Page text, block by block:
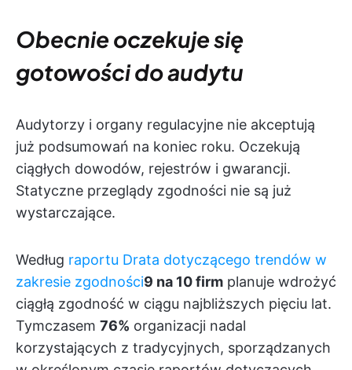
Obecnie oczekuje się
gotowości do audytu
Audytorzy i organy regulacyjne nie akceptują
już podsumowań na koniec roku. Oczekują
ciągłych dowodów, rejestrów i gwarancji.
Statyczne przeglądy zgodności nie są już
wystarczające.
Według raportu Drata dotyczącego trendów w
zakresie zgodności9 na 10 firm planuje wdrożyć
ciągłą zgodność w ciągu najbliższych pięciu lat.
Tymczasem 76% organizacji nadal
korzystających z tradycyjnych, sporządzanych